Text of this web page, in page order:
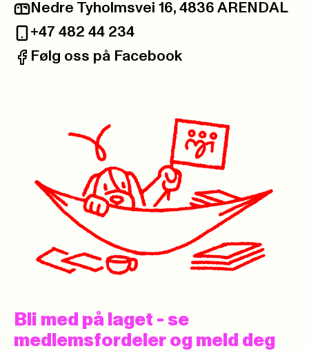
Postadresse:
Nedre Tyholmsvei 16, 4836 ARENDAL
Telefon:
+47 482 44 234
Facebook:
Følg oss på Facebook
Bli med på laget - se
medlemsfordeler og meld deg